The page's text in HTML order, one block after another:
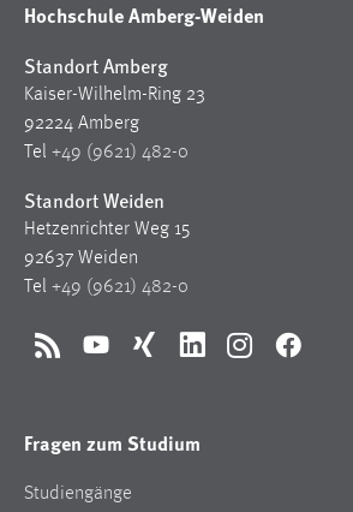
Hochschule Amberg-Weiden
Standort Amberg
Kaiser-Wilhelm-Ring 23
92224 Amberg
Tel +49 (9621) 482-0
Standort Weiden
Hetzenrichter Weg 15
92637 Weiden
Tel +49 (9621) 482-0
RSS YouTubeXing LinkedInInstagramFacebook
Fragen zum Studium
Studiengänge